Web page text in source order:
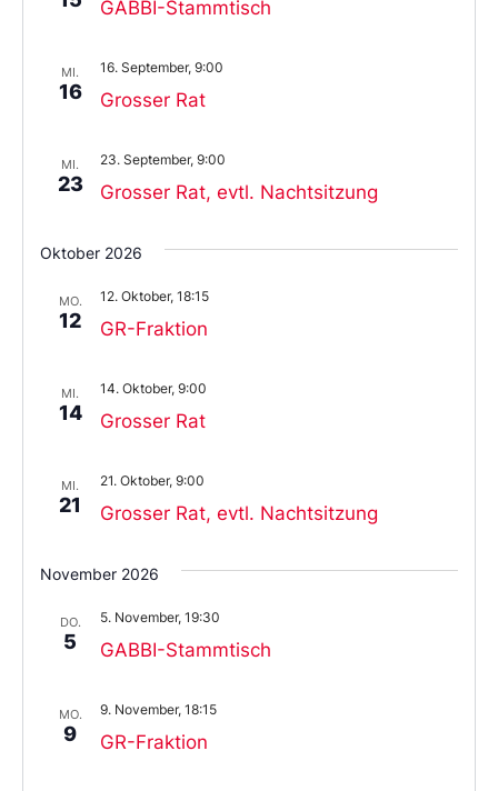
GABBI-Stammtisch
MI.
16 Grosser Rat
16. September, 9:00
MI.
23 Grosser Rat, evtl. Nachtsitzung
23. September, 9:00
Oktober 2026
MO.
12 GR-Fraktion
12. Oktober, 18:15
MI.
14 Grosser Rat
14. Oktober, 9:00
MI.
21 Grosser Rat, evtl. Nachtsitzung
21. Oktober, 9:00
November 2026
DO.
5 GABBI-Stammtisch
5. November, 19:30
MO.
9 GR-Fraktion
9. November, 18:15